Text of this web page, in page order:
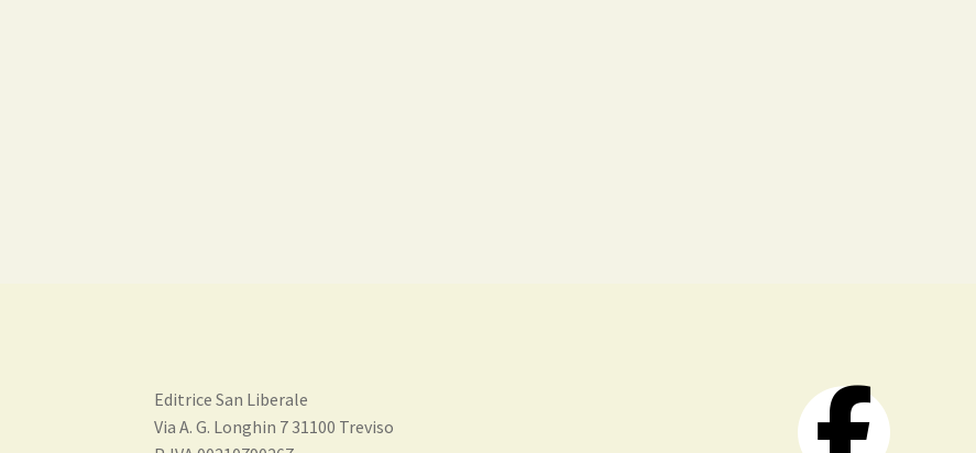
Editrice San Liberale
Via A. G. Longhin 7 31100 Treviso